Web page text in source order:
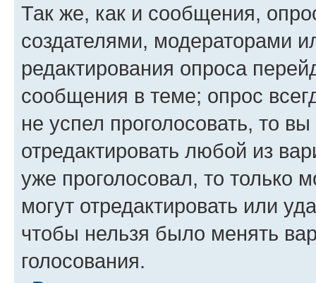
Так же, как и сообщения,
создателями, модераторами
редактирования опроса
сообщения в теме; опрос
не успел проголосовать, то
отредактировать любой из
уже проголосовал, то только
могут отредактировать или
чтобы нельзя было менять
голосования.